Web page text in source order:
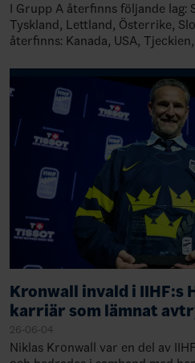
I Grupp A återfinns följande lag:
Tyskland, Lettland, Österrike,
återfinns: Kanada, USA,
Kronwall invald i IIHF:s
karriär som lämnat
26-06-04
Niklas Kronwall var en del av